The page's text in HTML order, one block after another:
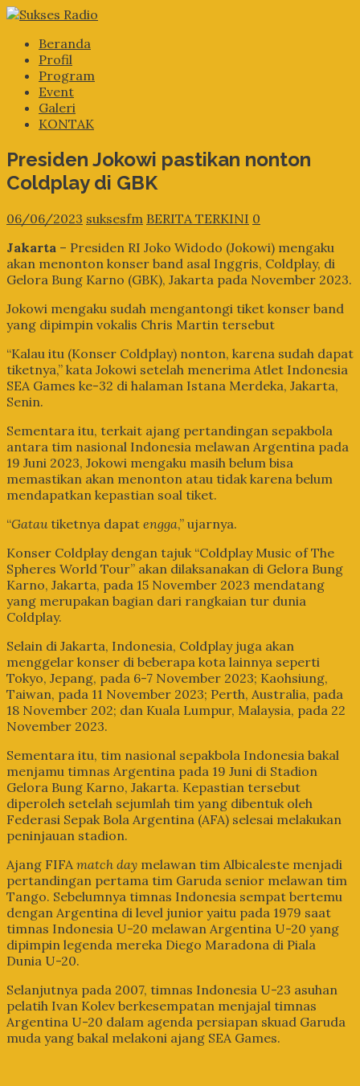
Beranda
Profil
Program
Event
Galeri
KONTAK
Presiden Jokowi pastikan nonton
Coldplay di GBK
06/06/2023 suksesfm BERITA TERKINI 0
Jakarta – Presiden RI Joko Widodo (Jokowi) mengaku
akan menonton konser band asal Inggris, Coldplay, di
Gelora Bung Karno (GBK), Jakarta pada November 2023.
Jokowi mengaku sudah mengantongi tiket konser band
yang dipimpin vokalis Chris Martin tersebut
“Kalau itu (Konser Coldplay) nonton, karena sudah dapat
tiketnya,” kata Jokowi setelah menerima Atlet Indonesia
SEA Games ke-32 di halaman Istana Merdeka, Jakarta,
Senin.
Sementara itu, terkait ajang pertandingan sepakbola
antara tim nasional Indonesia melawan Argentina pada
19 Juni 2023, Jokowi mengaku masih belum bisa
memastikan akan menonton atau tidak karena belum
mendapatkan kepastian soal tiket.
“Gatautiketnya dapat engga,” ujarnya.
Konser Coldplay dengan tajuk “Coldplay Music of The
Spheres World Tour” akan dilaksanakan di Gelora Bung
Karno, Jakarta, pada 15 November 2023 mendatang
yang merupakan bagian dari rangkaian tur dunia
Coldplay.
Selain di Jakarta, Indonesia, Coldplay juga akan
menggelar konser di beberapa kota lainnya seperti
Tokyo, Jepang, pada 6-7 November 2023; Kaohsiung,
Taiwan, pada 11 November 2023; Perth, Australia, pada
18 November 202; dan Kuala Lumpur, Malaysia, pada 22
November 2023.
Sementara itu, tim nasional sepakbola Indonesia bakal
menjamu timnas Argentina pada 19 Juni di Stadion
Gelora Bung Karno, Jakarta. Kepastian tersebut
diperoleh setelah sejumlah tim yang dibentuk oleh
Federasi Sepak Bola Argentina (AFA) selesai melakukan
peninjauan stadion.
Ajang FIFA match day melawan tim Albicaleste menjadi
pertandingan pertama tim Garuda senior melawan tim
Tango. Sebelumnya timnas Indonesia sempat bertemu
dengan Argentina di level junior yaitu pada 1979 saat
timnas Indonesia U-20 melawan Argentina U-20 yang
dipimpin legenda mereka Diego Maradona di Piala
Dunia U-20.
Selanjutnya pada 2007, timnas Indonesia U-23 asuhan
pelatih Ivan Kolev berkesempatan menjajal timnas
Argentina U-20 dalam agenda persiapan skuad Garuda
muda yang bakal melakoni ajang SEA Games.